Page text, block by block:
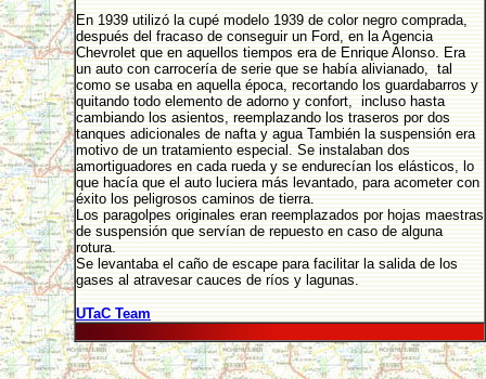
En 1939 utilizó la cupé modelo 1939 de color negro comprada,
después del fracaso de conseguir un Ford, en la Agencia
Chevrolet que en aquellos tiempos era de Enrique Alonso. Era
un auto con carrocería de serie que se había alivianado, tal
como se usaba en aquella época, recortando los guardabarros y
quitando todo elemento de adorno y confort, incluso hasta
cambiando los asientos, reemplazando los traseros por dos
tanques adicionales de nafta y agua También la suspensión era
motivo de un tratamiento especial. Se instalaban dos
amortiguadores en cada rueda y se endurecían los elásticos, lo
que hacía que el auto luciera más levantado, para acometer con
éxito los peligrosos caminos de tierra.
Los paragolpes originales eran reemplazados por hojas maestras
de suspensión que servían de repuesto en caso de alguna
rotura.
Se levantaba el caño de escape para facilitar la salida de los
gases al atravesar cauces de ríos y lagunas.
UTaC Team